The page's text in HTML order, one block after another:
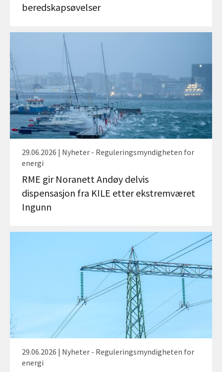
beredskapsøvelser
29.06.2026 | Nyheter - Reguleringsmyndigheten for
energi
RME gir Noranett Andøy delvis
dispensasjon fra KILE etter ekstremværet
Ingunn
29.06.2026 | Nyheter - Reguleringsmyndigheten for
energi